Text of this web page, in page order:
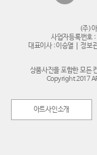
(주)
사업자등록번호
대표이사 : 이승열
정보
상품사진을 포함한 모든
Copyright 2017
아트사인소개